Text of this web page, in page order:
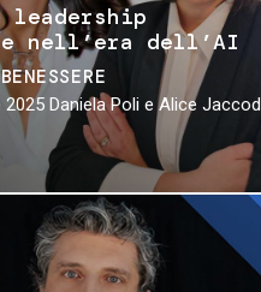
leadership
nell’era dell’AI
2025 Daniela Poli e Alice Jaccod